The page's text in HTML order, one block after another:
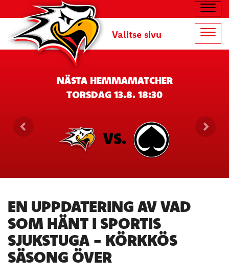
Valitse sivu
NÄSTA HEMMAMATCHER
TORSDAG 13.8. 18:30
VS.
EN UPPDATERING AV VAD
SOM HÄNT I SPORTIS
SJUKSTUGA - KÖRKKÖS
SÄSONG ÖVER